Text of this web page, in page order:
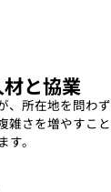
と協業
、所在地を問わ
雑さを増やすこ
。